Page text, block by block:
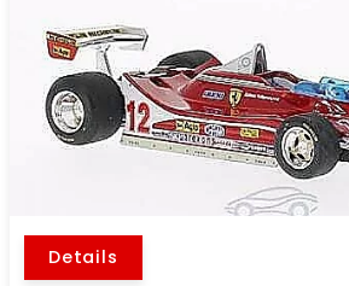
Details